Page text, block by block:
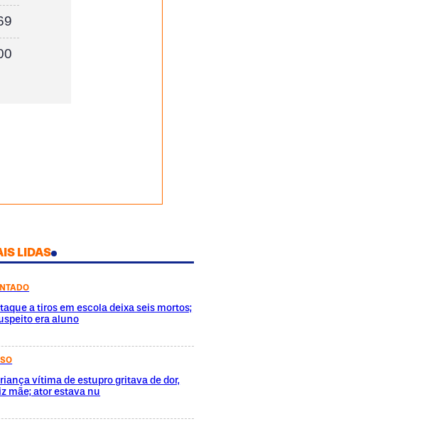
LIDAS
a tiros em escola deixa seis mortos;
era aluno
vítima de estupro gritava de dor,
mãe; ator estava nu